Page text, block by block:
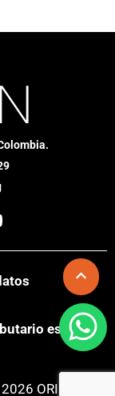
especial
ORIGEN